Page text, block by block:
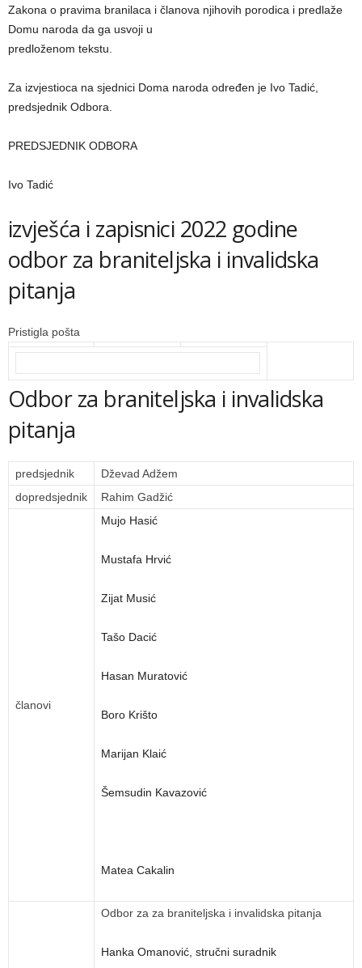
Zakona o pravima branilaca i članova njihovih porodica i predlaže
Domu naroda da ga usvoji u
predloženom tekstu.
Za izvjestioca na sjednici Doma naroda određen je Ivo Tadić,
predsjednik Odbora.
PREDSJEDNIK ODBORA
Ivo Tadić
izvješća i zapisnici 2022 godine
odbor za braniteljska i invalidska
pitanja
Pristigla pošta
Odbor za braniteljska i invalidska
pitanja
predsjednik
Dževad Adžem
dopredsjednik
Rahim Gadžić
članovi
Mujo Hasić
Mustafa Hrvić
Zijat Musić
Tašo Dacić
Hasan Muratović
Boro Krišto
Marijan Klaić
Šemsudin Kavazović
Matea Cakalin
Odbor za za braniteljska i invalidska pitanja
Hanka Omanović, stručni suradnik